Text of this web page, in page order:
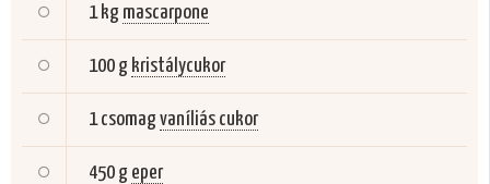
1 kg mascarpone
100 g kristálycukor
1 csomagvaníliás cukor
450 g eper